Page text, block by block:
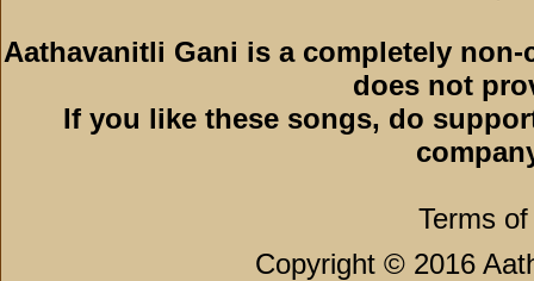
Aathavanitli Gani is a completely
does not
If you like these songs, do
Terms
Copyright © 2016